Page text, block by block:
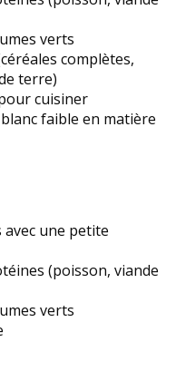
verts
complètes,
terre)
cuisiner
faible en matière
une petite
(poisson, viande
verts